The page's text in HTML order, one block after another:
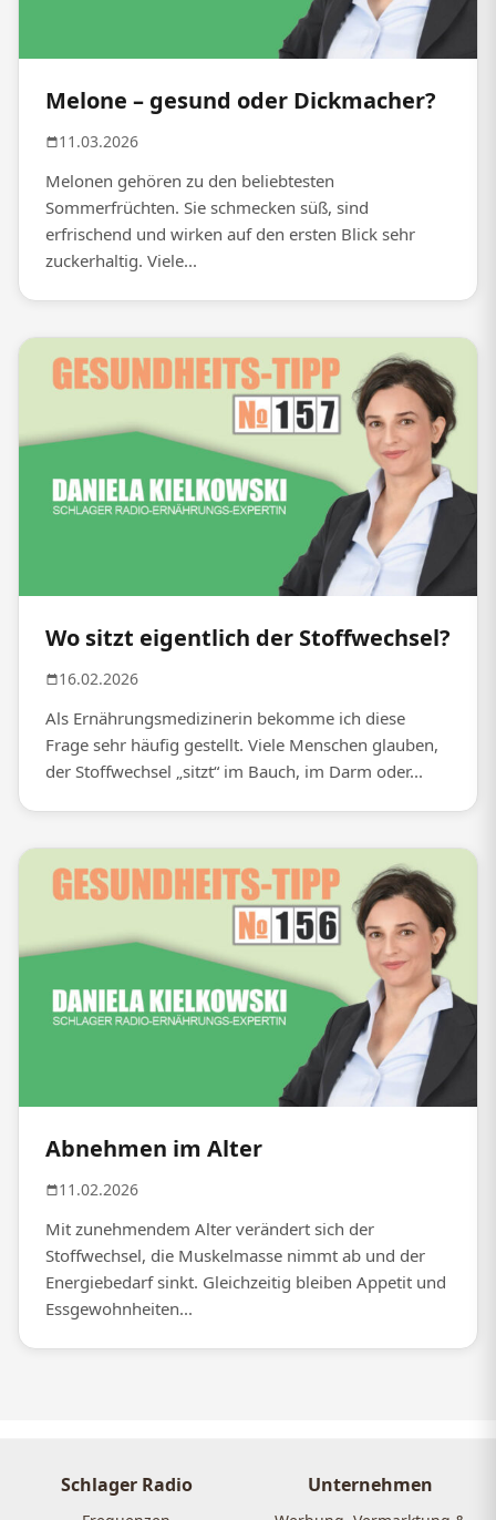
Melone – gesund oder Dickmacher?
11.03.2026
Melonen gehören zu den beliebtesten
Sommerfrüchten. Sie schmecken süß, sind
erfrischend und wirken auf den ersten Blick sehr
zuckerhaltig. Viele...
Wo sitzt eigentlich der Stoffwechsel?
16.02.2026
Als Ernährungsmedizinerin bekomme ich diese
Frage sehr häufig gestellt. Viele Menschen glauben,
der Stoffwechsel „sitzt“ im Bauch, im Darm oder...
Abnehmen im Alter
11.02.2026
Mit zunehmendem Alter verändert sich der
Stoffwechsel, die Muskelmasse nimmt ab und der
Energiebedarf sinkt. Gleichzeitig bleiben Appetit und
Essgewohnheiten...
Schlager Radio Unternehmen